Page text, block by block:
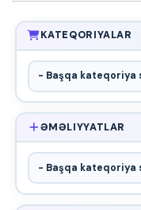
KATEQORIYALAR
ƏMƏLIYYATLAR